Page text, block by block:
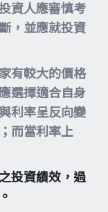
資人應審慎考
，並應就投資
有較大的價格
選擇適合自身
利率呈反向變
而當利率上
投資績效，過